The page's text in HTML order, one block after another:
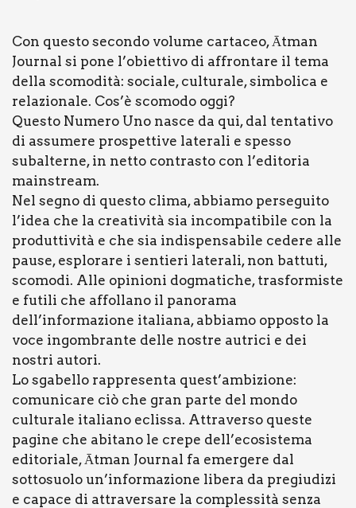
Con questo secondo volume cartaceo, Ātman
Journal si pone l’obiettivo di affrontare il tema
della scomodità: sociale, culturale, simbolica e
relazionale. Cos’è scomodo oggi?
Questo Numero Uno nasce da qui, dal tentativo
di assumere prospettive laterali e spesso
subalterne, in netto contrasto con l’editoria
mainstream.
Nel segno di questo clima, abbiamo perseguito
l’idea che la creatività sia incompatibile con la
produttività e che sia indispensabile cedere alle
pause, esplorare i sentieri laterali, non battuti,
scomodi. Alle opinioni dogmatiche, trasformiste
e futili che affollano il panorama
dell’informazione italiana, abbiamo opposto la
voce ingombrante delle nostre autrici e dei
nostri autori.
Lo sgabello rappresenta quest’ambizione:
comunicare ciò che gran parte del mondo
culturale italiano eclissa. Attraverso queste
pagine che abitano le crepe dell’ecosistema
editoriale, Ātman Journal fa emergere dal
sottosuolo un’informazione libera da pregiudizi
e capace di attraversare la complessità senza